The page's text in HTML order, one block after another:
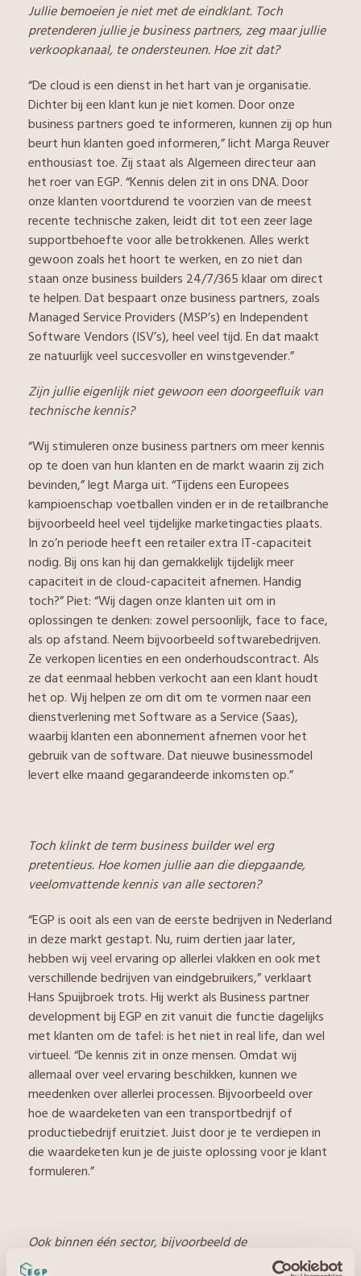
Jullie bemoeien je niet met de eindklant. Toch
pretenderen jullie je business partners, zeg maar jullie
verkoopkanaal, te ondersteunen. Hoe zit dat?
“De cloud is een dienst in het hart van je organisatie.
Dichter bij een klant kun je niet komen. Door onze
business partners goed te informeren, kunnen zij op hun
beurt hun klanten goed informeren,” licht Marga Reuver
enthousiast toe. Zij staat als Algemeen directeur aan
het roer van EGP. “Kennis delen zit in ons DNA. Door
onze klanten voortdurend te voorzien van de meest
recente technische zaken, leidt dit tot een zeer lage
supportbehoefte voor alle betrokkenen. Alles werkt
gewoon zoals het hoort te werken, en zo niet dan
staan onze business builders 24/7/365 klaar om direct
te helpen. Dat bespaart onze business partners, zoals
Managed Service Providers (MSP’s) en Independent
Software Vendors (ISV’s), heel veel tijd. En dat maakt
ze natuurlijk veel succesvoller en winstgevender.”
Zijn jullie eigenlijk niet gewoon een doorgeefluik van
technische kennis?
“Wij stimuleren onze business partners om meer kennis
op te doen van hun klanten en de markt waarin zij zich
bevinden,” legt Marga uit. “Tijdens een Europees
kampioenschap voetballen vinden er in de retailbranche
bijvoorbeeld heel veel tijdelijke marketingacties plaats.
In zo’n periode heeft een retailer extra IT-capaciteit
nodig. Bij ons kan hij dan gemakkelijk tijdelijk meer
capaciteit in de cloud-capaciteit afnemen. Handig
toch?” Piet: “Wij dagen onze klanten uit om in
oplossingen te denken: zowel persoonlijk, face to face,
als op afstand. Neem bijvoorbeeld softwarebedrijven.
Ze verkopen licenties en een onderhoudscontract. Als
ze dat eenmaal hebben verkocht aan een klant houdt
het op. Wij helpen ze om dit om te vormen naar een
dienstverlening met Software as a Service (Saas),
waarbij klanten een abonnement afnemen voor het
gebruik van de software. Dat nieuwe businessmodel
levert elke maand gegarandeerde inkomsten op.”
Toch klinkt de term business builder wel erg
pretentieus. Hoe komen jullie aan die diepgaande,
veelomvattende kennis van alle sectoren?
“EGP is ooit als een van de eerste bedrijven in Nederland
in deze markt gestapt. Nu, ruim dertien jaar later,
hebben wij veel ervaring op allerlei vlakken en ook met
verschillende bedrijven van eindgebruikers,” verklaart
Hans Spuijbroek trots. Hij werkt als Business partner
development bij EGP en zit vanuit die functie dagelijks
met klanten om de tafel: is het niet in real life, dan wel
virtueel. “De kennis zit in onze mensen. Omdat wij
allemaal over veel ervaring beschikken, kunnen we
meedenken over allerlei processen. Bijvoorbeeld over
hoe de waardeketen van een transportbedrijf of
productiebedrijf eruitziet. Juist door je te verdiepen in
die waardeketen kun je de juiste oplossing voor je klant
formuleren.”
Ook binnen één sector, bijvoorbeeld de
transportsector, zijn echter heel verschillende